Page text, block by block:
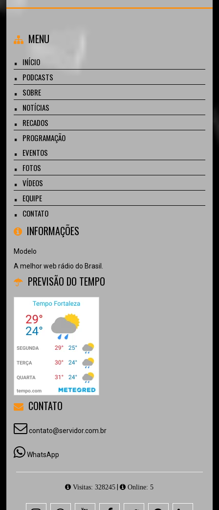
MENU
INÍCIO
PODCASTS
SOBRE
NOTÍCIAS
RECADOS
PROGRAMAÇÃO
EVENTOS
FOTOS
VÍDEOS
EQUIPE
CONTATO
INFORMAÇÕES
Modelo
A melhor web rádio do Brasil.
PREVISÃO DO TEMPO
CONTATO
contato@servidor.com.br
WhatsApp
Visitas: 328245 | Online: 5